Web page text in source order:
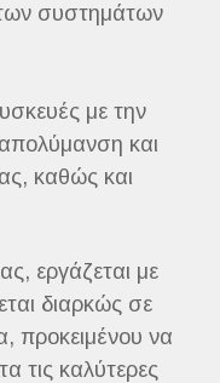
των συστημάτων
με την
και
καθώς και
εργάζεται με
διαρκώς σε
προκειμένου να
τις καλύτερες